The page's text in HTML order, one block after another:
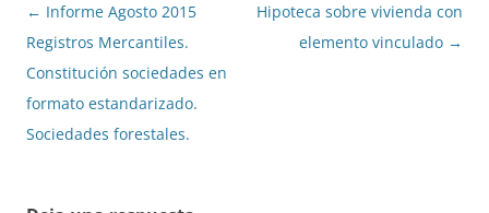
Navegación
de
entradas
← Informe Agosto 2015
Registros Mercantiles.
Constitución sociedades en
formato estandarizado.
Sociedades forestales.
Hipoteca sobre vivienda con
elemento vinculado →